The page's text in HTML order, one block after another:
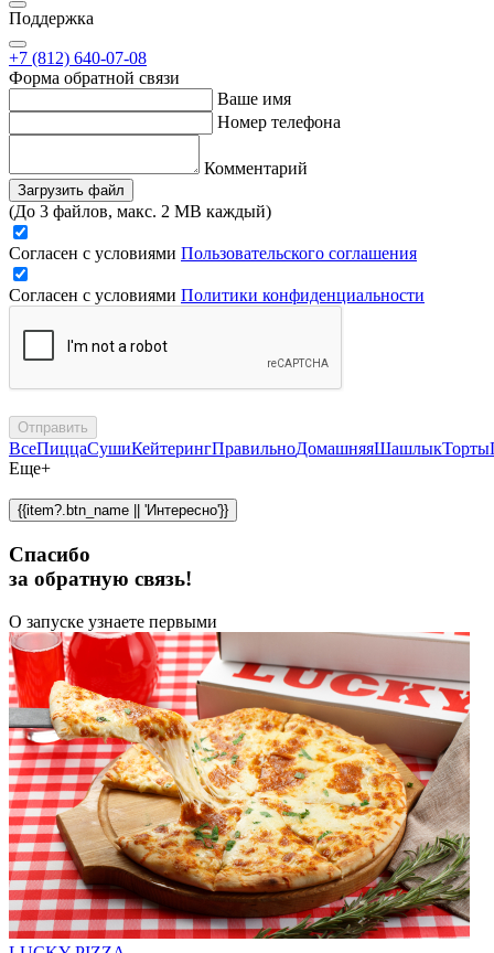
Поддержка
+7 (812) 640-07-08
Форма обратной связи
Ваше имя
Номер телефона
Комментарий
Загрузить файл
(До 3 файлов, макс. 2 MB каждый)
Согласен с условиями Пользовательского соглашения
Согласен с условиями Политики конфиденциальности
Отправить
ВсеПиццаСушиКейтерингПравильноДомашняяШашлыкТорты
Еще+
{{item?.btn_name || 'Интересно'}}
Спасибо
за обратную связь!
О запуске узнаете первыми